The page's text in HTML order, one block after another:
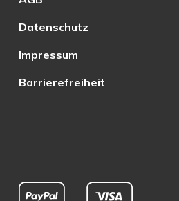
Datenschutz
Impressum
Barrierefreiheit